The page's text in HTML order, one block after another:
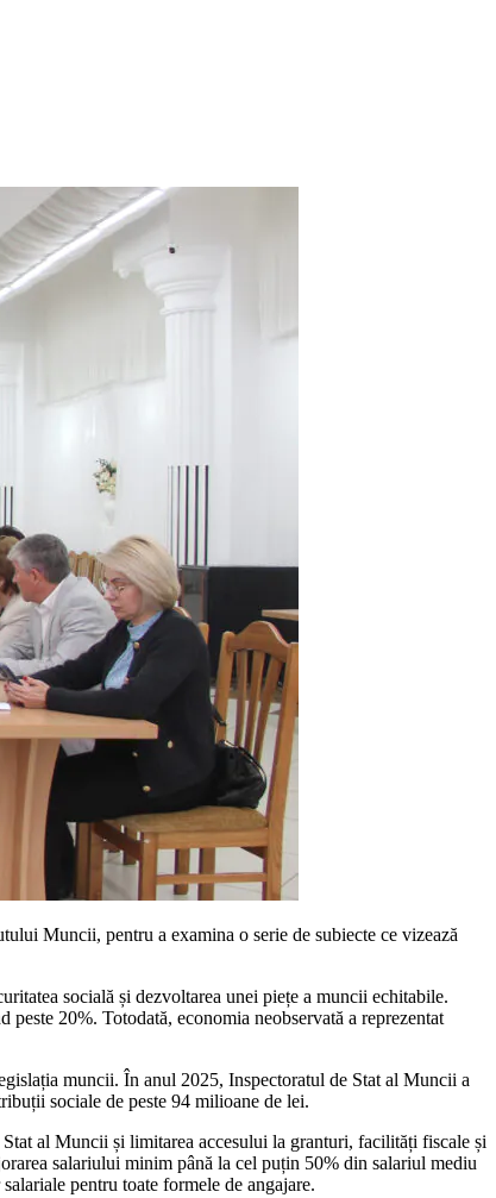
Muncii, pentru a examina o serie de subiecte ce vizează
socială și dezvoltarea unei piețe a muncii echitabile.
20%. Totodată, economia neobservată a reprezentat
muncii. În anul 2025, Inspectoratul de Stat al Muncii a
sociale de peste 94 milioane de lei.
al Muncii și limitarea accesului la granturi, facilități fiscale și
salariului minim până la cel puțin 50% din salariul mediu
pentru toate formele de angajare.